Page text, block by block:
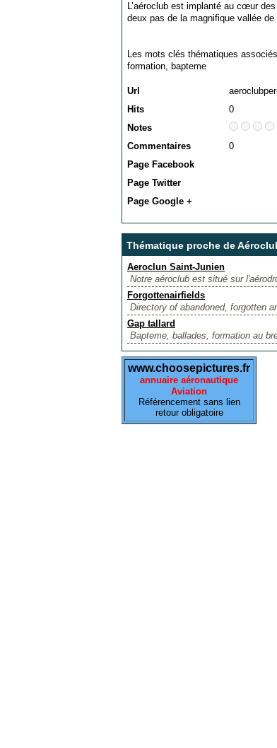
L’aéroclub est implanté au cœur
deux pas de la magnifique vallée de
Les mots clés thématiques
formation, bapteme
Url
Hits
0
Notes
Commentaires
0
Page Facebook
Page Twitter
Page Google +
Thématique proche de
Aeroclun Saint-Junien
Notre aéroclub est situé sur
Forgottenairfields
Directory of abandoned, forgotten
Gap tallard
Bapteme, ballades, formation au
www.choosepictures.fr
annuaire aéronautique
Aviation
Référencement sans lien
retour obligatoire